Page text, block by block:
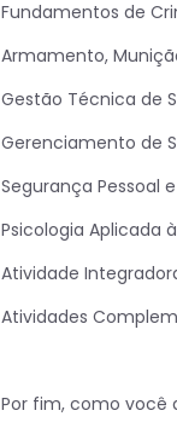
Fundamentos de
Armamento,
Gestão Técnica de
Gerenciamento de
Segurança Pessoal
Psicologia Aplicada
Atividade
Atividades
Por fim, como você